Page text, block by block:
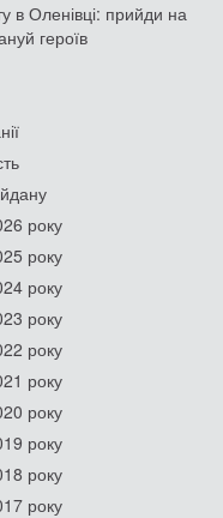
в Оленівці: прийди на
героїв
року
року
року
року
року
року
року
року
року
року